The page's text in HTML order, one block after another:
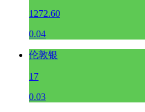
1272.60
0.04
伦敦银
17
0.03